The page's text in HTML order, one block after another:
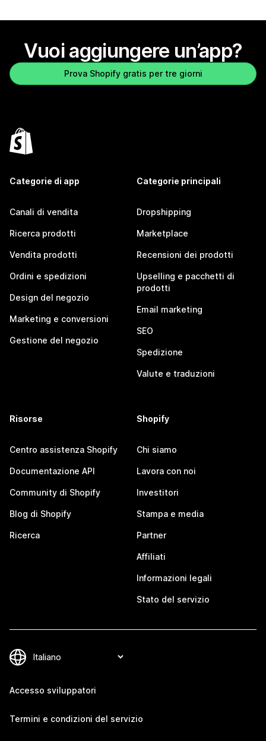
Vuoi aggiungere un’app?
Prova Shopify gratis per tre giorni
Categorie di app
Canali di vendita
Ricerca prodotti
Vendita prodotti
Ordini e spedizioni
Design del negozio
Marketing e conversioni
Gestione del negozio
Categorie principali
Dropshipping
Marketplace
Recensioni dei prodotti
Upselling e pacchetti di
prodotti
Email marketing
SEO
Spedizione
Valute e traduzioni
Risorse
Centro assistenza Shopify
Documentazione API
Community di Shopify
Blog di Shopify
Ricerca
Shopify
Chi siamo
Lavora con noi
Investitori
Stampa e media
Partner
Affiliati
Informazioni legali
Stato del servizio
Accesso sviluppatori
Termini e condizioni del servizio